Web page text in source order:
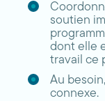
soutien
dont elle
travail ce
Au
connexe.